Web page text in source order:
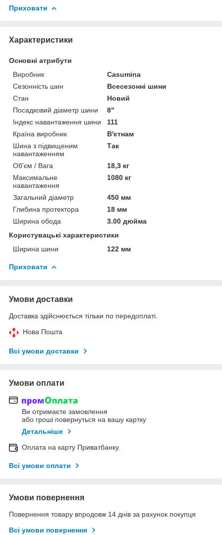
Приховати
Характеристики
Основні атрибути
Виробник
Casumina
Сезонність шин
Всесезонні шини
Стан
Новий
Посадковий діаметр шини
8"
Індекс навантаження шини
111
Країна виробник
В'єтнам
Шина з підвищеним
навантаженням
Так
Об'єм / Вага
18,3 кг
Максимальне
навантаження
1080 кг
Загальний діаметр
450 мм
Глибина протектора
18 мм
Ширина обода
3.00 дюйма
Користувацькі характеристики
Ширина шини
122 мм
Приховати
Умови доставки
Доставка здійснюється тільки по передоплаті.
Нова Пошта
Всі умови доставки
Умови оплати
Ви отримаєте замовлення
або гроші повернуться на вашу картку
Детальніше
Оплата на карту Приватбанку.
Всі умови оплати
Умови повернення
Повернення товару впродовж 14 днів за рахунок покупця
Всі умови повернення